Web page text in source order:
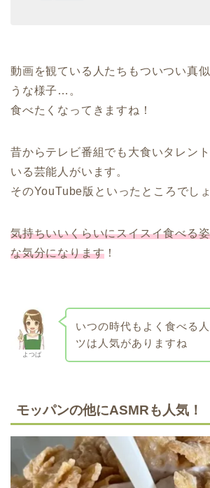
動画を観ている人たちもついつい真
うな様子…。
食べたくなってきますね！
昔からテレビ番組でも大食いタレン
いる芸能人がいます。
そのYouTube版といったところでしょ
気持ちいいくらいにスイスイ食べる
な気分になります ！
よつば
いつの時代もよく食べる
ツは人気がありますね
モッパンの他にASMRも人気！